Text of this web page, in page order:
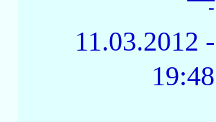
-
11.03.2012 -
19:48